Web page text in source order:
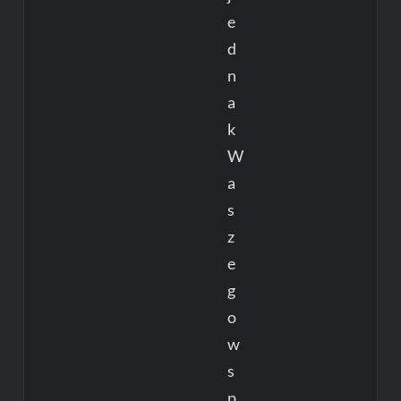
e
d
n
a
k
W
a
s
z
e
g
o
w
s